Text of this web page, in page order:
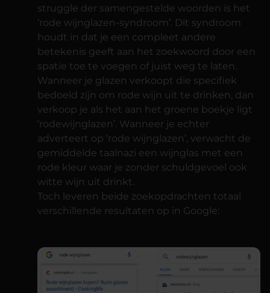
struggle der samengestelde woorden is het
‘rode wijnglazen-syndroom’. Dit syndroom
houdt in dat je een compleet andere
betekenis geeft aan het zoekwoord door een
spatie toe te voegen of juist weg te laten.
Wanneer je glazen verkoopt die specifiek
bedoeld zijn om rode wijn uit te drinken, dan
verkoop je als het aan het groene boekje ligt
‘rodewijnglazen’. Wanneer je echter
adverteert op ‘rode wijnglazen’, verwacht de
gemiddelde taalnazi een wijnglas met een
rode kleur waar je zonder schuldgevoel ook
witte wijn uit drinkt.
Toch leveren beide zoekopdrachten totaal
verschillende resultaten op in Google: